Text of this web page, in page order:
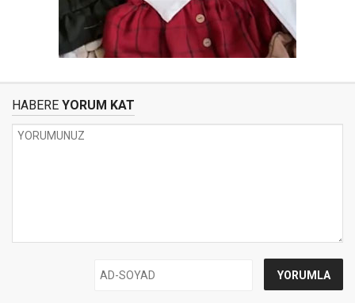
HABERE YORUM KAT